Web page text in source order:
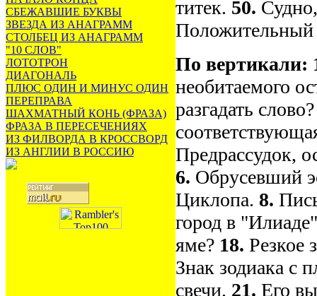
СБЕЖАВШИЕ БУКВЫ
ЗВЕЗДА ИЗ АНАГРАММ
СТОЛБЕЦ ИЗ АНАГРАММ
"10 СЛОВ"
ЛОТОТРОН
ДИАГОНАЛЬ
ПЛЮС ОДИН И МИНУС ОДИН
ПЕРЕПРАВА
ШАХМАТНЫЙ КОНЬ (ФРАЗА)
ФРАЗА В ПЕРЕСЕЧЕНИЯХ
ИЗ ФИЛВОРДА В КРОССВОРД
ИЗ АНГЛИИ В РОССИЮ
титек. 50.
Положительный
По вертикали:
необитаемого
разгадать
Предрассудок,
6. Обрусевший
Циклопа. 8.
город в
яме? 18. Резкое
Знак зодиака с
свечи. 21. Его